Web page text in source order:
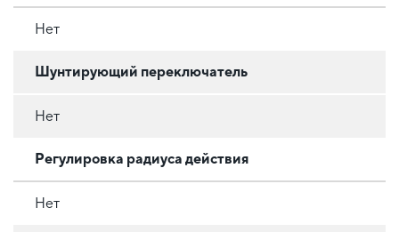
Нет
Шунтирующий переключатель
Нет
Регулировка радиуса действия
Нет